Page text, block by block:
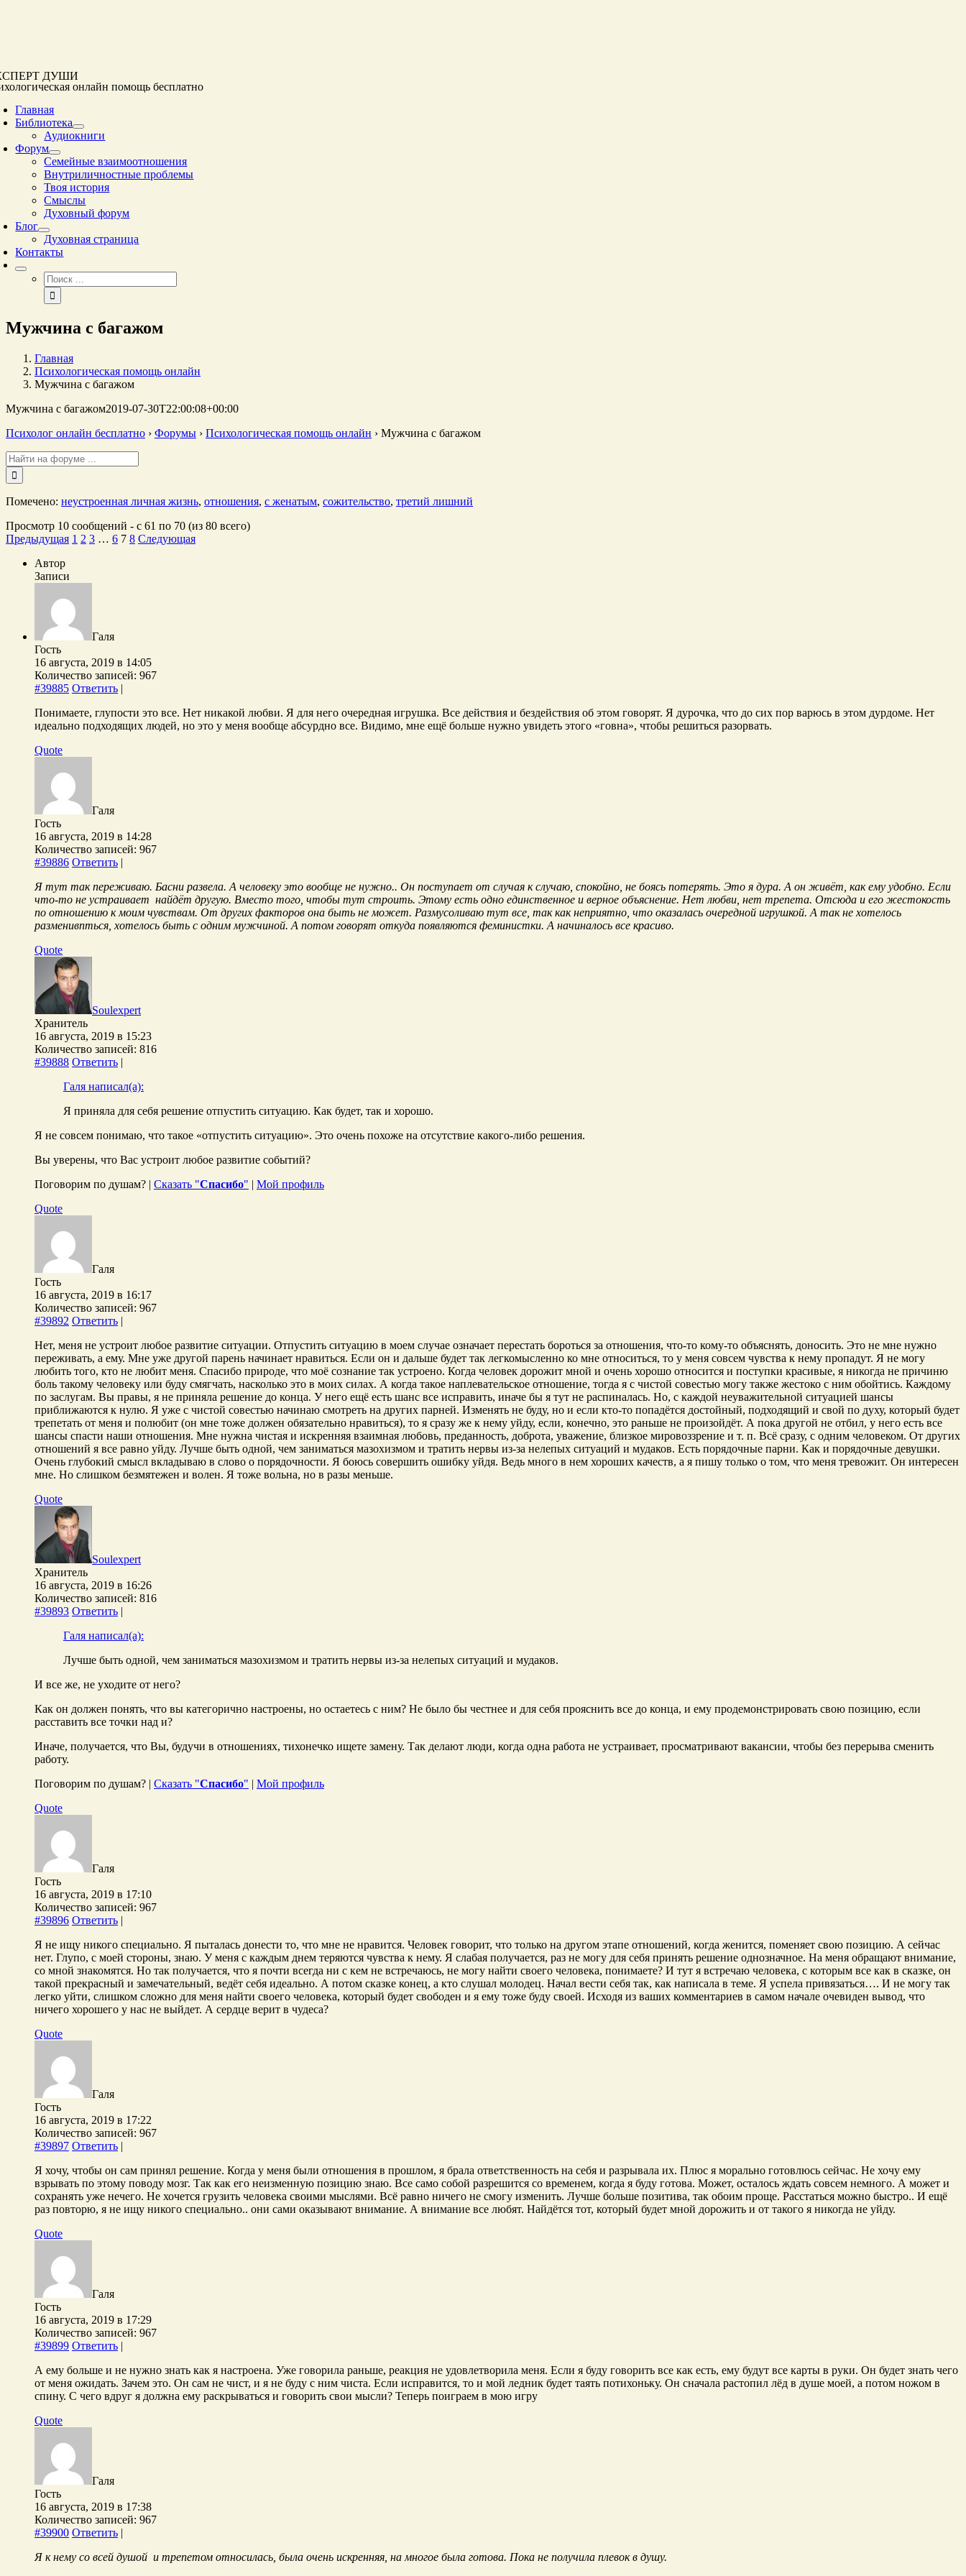
ДУШИ
онлайн помощь бесплатно
Главная
Библиотека
Аудиокниги
Форум
Семейные взаимоотношения
Внутриличностные проблемы
Твоя история
Смыслы
Духовный форум
Блог
Духовная страница
Контакты
Результат
поиска:
Мужчина с багажом
Главная
Психологическая помощь онлайн
Мужчина с багажом
Мужчина с багажом2019-07-30T22:00:08+00:00
Психолог онлайн бесплатно › Форумы › Психологическая помощь онлайн › Мужчина с багажом
Поиск:
Помечено: неустроенная личная жизнь, отношения, с женатым, сожительство, третий лишний
Просмотр 10 сообщений - с 61 по 70 (из 80 всего)
Предыдущая 1 2 3 … 6 7 8 Следующая
Автор
Записи
Галя
Гость
16 августа, 2019 в 14:05
Количество записей: 967
#39885 Ответить |
Понимаете, глупости это все. Нет никакой любви. Я для него очередная игрушка. Все действия и бездействия об этом говорят. Я дурочка, что до сих пор варюсь в этом дурдоме. Нет
идеально подходящих людей, но это у меня вообще абсурдно все. Видимо, мне ещё больше нужно увидеть этого «говна», чтобы решиться разорвать.
Quote
Галя
Гость
16 августа, 2019 в 14:28
Количество записей: 967
#39886 Ответить |
Я тут так переживаю. Басни развела. А человеку это вообще не нужно.. Он поступает от случая к случаю, спокойно, не боясь потерять. Это я дура. А он живёт, как ему удобно. Если
что-то не устраивает найдёт другую. Вместо того, чтобы тут строить. Этому есть одно единственное и верное объяснение. Нет любви, нет трепета. Отсюда и его жестокость
по отношению к моим чувствам. От других факторов она быть не может. Размусоливаю тут все, так как неприятно, что оказалась очередной игрушкой. А так не хотелось
разменивпться, хотелось быть с одним мужчиной. А потом говорят откуда появляются феминистки. А начиналось все красиво.
Quote
Soulexpert
Хранитель
16 августа, 2019 в 15:23
Количество записей: 816
#39888 Ответить |
Галя написал(а):
Я приняла для себя решение отпустить ситуацию. Как будет, так и хорошо.
Я не совсем понимаю, что такое «отпустить ситуацию». Это очень похоже на отсутствие какого-либо решения.
Вы уверены, что Вас устроит любое развитие событий?
Поговорим по душам? | Сказать "Спасибо" | Мой профиль
Quote
Галя
Гость
16 августа, 2019 в 16:17
Количество записей: 967
#39892 Ответить |
Нет, меня не устроит любое развитие ситуации. Отпустить ситуацию в моем случае означает перестать бороться за отношения, что-то кому-то объяснять, доносить. Это не мне нужно
переживать, а ему. Мне уже другой парень начинает нравиться. Если он и дальше будет так легкомысленно ко мне относиться, то у меня совсем чувства к нему пропадут. Я не могу
любить того, кто не любит меня. Спасибо природе, что моё сознание так устроено. Когда человек дорожит мной и очень хорошо относится и поступки красивые, я никогда не причиню
боль такому человеку или буду смягчать, насколько это в моих силах. А когда такое наплевательское отношение, тогда я с чистой совестью могу также жестоко с ним обойтись. Каждому
по заслугам. Вы правы, я не приняла решение до конца. У него ещё есть шанс все исправить, иначе бы я тут не распиналась. Но, с каждой неуважительной ситуацией шансы
приближаются к нулю. Я уже с чистой совестью начинаю смотреть на других парней. Изменять не буду, но и если кто-то попадётся достойный, подходящий и свой по духу, который будет
трепетать от меня и полюбит (он мне тоже должен обязательно нравиться), то я сразу же к нему уйду, если, конечно, это раньше не произойдёт. А пока другой не отбил, у него есть все
шансы спасти наши отношения. Мне нужна чистая и искренняя взаимная любовь, преданность, доброта, уважение, близкое мировоззрение и т. п. Всё сразу, с одним человеком. От других
отношений я все равно уйду. Лучше быть одной, чем заниматься мазохизмом и тратить нервы из-за нелепых ситуаций и мудаков. Есть порядочные парни. Как и порядочные девушки.
Очень глубокий смысл вкладываю в слово о порядочности. Я боюсь совершить ошибку уйдя. Ведь много в нем хороших качеств, а я пишу только о том, что меня тревожит. Он интересен
мне. Но слишком безмятежен и волен. Я тоже вольна, но в разы меньше.
Quote
Soulexpert
Хранитель
16 августа, 2019 в 16:26
Количество записей: 816
#39893 Ответить |
Галя написал(а):
Лучше быть одной, чем заниматься мазохизмом и тратить нервы из-за нелепых ситуаций и мудаков.
И все же, не уходите от него?
Как он должен понять, что вы категорично настроены, но остаетесь с ним? Не было бы честнее и для себя прояснить все до конца, и ему продемонстрировать свою позицию, если
расставить все точки над и?
Иначе, получается, что Вы, будучи в отношениях, тихонечко ищете замену. Так делают люди, когда одна работа не устраивает, просматривают вакансии, чтобы без перерыва сменить
работу.
Поговорим по душам? | Сказать "Спасибо" | Мой профиль
Quote
Галя
Гость
16 августа, 2019 в 17:10
Количество записей: 967
#39896 Ответить |
Я не ищу никого специально. Я пыталась донести то, что мне не нравится. Человек говорит, что только на другом этапе отношений, когда женится, поменяет свою позицию. А сейчас
нет. Глупо, с моей стороны, знаю. У меня с каждым днем теряются чувства к нему. Я слабая получается, раз не могу для себя принять решение однозначное. На меня обращают внимание,
со мной знакомятся. Но так получается, что я почти всегда ни с кем не встречаюсь, не могу найти своего человека, понимаете? И тут я встречаю человека, с которым все как в сказке, он
такой прекрасный и замечательный, ведёт себя идеально. А потом сказке конец, а кто слушал молодец. Начал вести себя так, как написала в теме. Я успела привязаться…. И не могу так
легко уйти, слишком сложно для меня найти своего человека, который будет свободен и я ему тоже буду своей. Исходя из ваших комментариев в самом начале очевиден вывод, что
ничего хорошего у нас не выйдет. А сердце верит в чудеса?
Quote
Галя
Гость
16 августа, 2019 в 17:22
Количество записей: 967
#39897 Ответить |
Я хочу, чтобы он сам принял решение. Когда у меня были отношения в прошлом, я брала ответственность на себя и разрывала их. Плюс я морально готовлюсь сейчас. Не хочу ему
взрывать по этому поводу мозг. Так как его неизменную позицию знаю. Все само собой разрешится со временем, когда я буду готова. Может, осталось ждать совсем немного. А может и
сохранять уже нечего. Не хочется грузить человека своими мыслями. Всё равно ничего не смогу изменить. Лучше больше позитива, так обоим проще. Расстаться можно быстро.. И ещё
раз повторю, я не ищу никого специально.. они сами оказывают внимание. А внимание все любят. Найдётся тот, который будет мной дорожить и от такого я никогда не уйду.
Quote
Галя
Гость
16 августа, 2019 в 17:29
Количество записей: 967
#39899 Ответить |
А ему больше и не нужно знать как я настроена. Уже говорила раньше, реакция не удовлетворила меня. Если я буду говорить все как есть, ему будут все карты в руки. Он будет знать чего
от меня ожидать. Зачем это. Он сам не чист, и я не буду с ним чиста. Если исправится, то и мой ледник будет таять потихоньку. Он сначала растопил лёд в душе моей, а потом ножом в
спину. С чего вдруг я должна ему раскрываться и говорить свои мысли? Теперь поиграем в мою игру
Quote
Галя
Гость
16 августа, 2019 в 17:38
Количество записей: 967
#39900 Ответить |
Я к нему со всей душой и трепетом относилась, была очень искренняя, на многое была готова. Пока не получила плевок в душу.